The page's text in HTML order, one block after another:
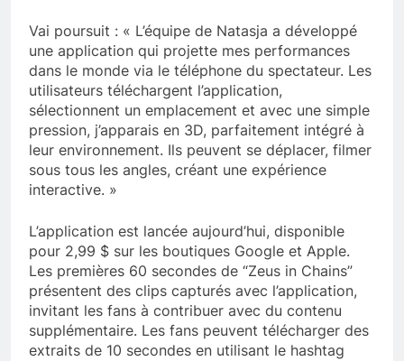
Vai poursuit : « L’équipe de Natasja a développé
une application qui projette mes performances
dans le monde via le téléphone du spectateur. Les
utilisateurs téléchargent l’application,
sélectionnent un emplacement et avec une simple
pression, j’apparais en 3D, parfaitement intégré à
leur environnement. Ils peuvent se déplacer, filmer
sous tous les angles, créant une expérience
interactive. »
L’application est lancée aujourd’hui, disponible
pour 2,99 $ sur les boutiques Google et Apple.
Les premières 60 secondes de “Zeus in Chains”
présentent des clips capturés avec l’application,
invitant les fans à contribuer avec du contenu
supplémentaire. Les fans peuvent télécharger des
extraits de 10 secondes en utilisant le hashtag